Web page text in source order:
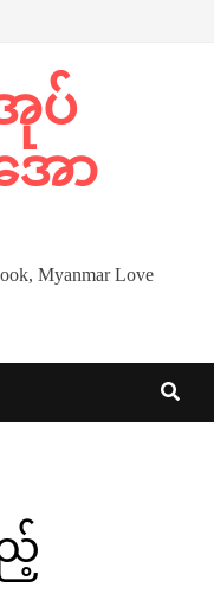
အုပ်
ော
Myanmar Love
ည့်